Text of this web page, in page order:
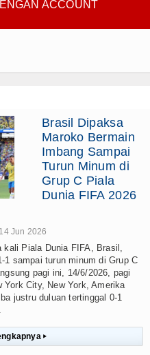
ACCOUNT
Brasil Dipaksa
Maroko Bermain
Imbang Sampai
Turun Minum di
Grup C Piala
Dunia FIFA 2026
Jun 2026
kali Piala Dunia FIFA, Brasil,
1 sampai turun minum di Grup C
pagi ini, 14/6/2026, pagi
City, New York, Amerika
justru duluan tertinggal 0-1
▸